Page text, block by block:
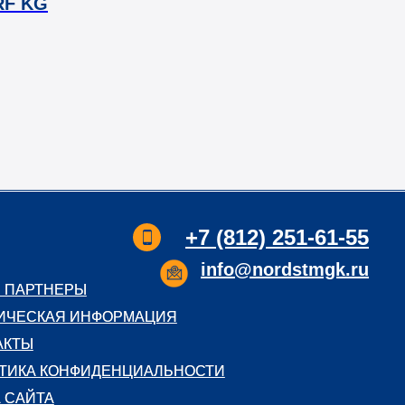
+7 (812) 251-61-55
info@nordstmgk.ru
ИНФОРМАЦИЯ
ИНФОРМАЦИЯ
КОНФИДЕНЦИАЛЬНОСТИ
КОНФИДЕНЦИАЛЬНОСТИ
САЙТА
САЙТА